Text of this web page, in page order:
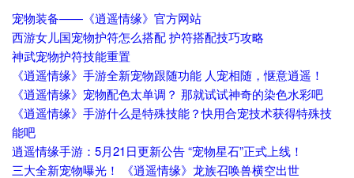
宠物装备——《逍遥情缘》官方网站
西游女儿国宠物护符怎么搭配 护符搭配技巧攻略
神武宠物护符技能重置
《逍遥情缘》手游全新宠物跟随功能 人宠相随，惬意逍遥！
《逍遥情缘》宠物配色太单调？ 那就试试神奇的染色水彩吧
《逍遥情缘》手游什么是特殊技能？快用合宠技术获得特殊技
能吧
逍遥情缘手游：5月21日更新公告 “宠物星石”正式上线！
三大全新宠物曝光！ 《逍遥情缘》龙族召唤兽横空出世